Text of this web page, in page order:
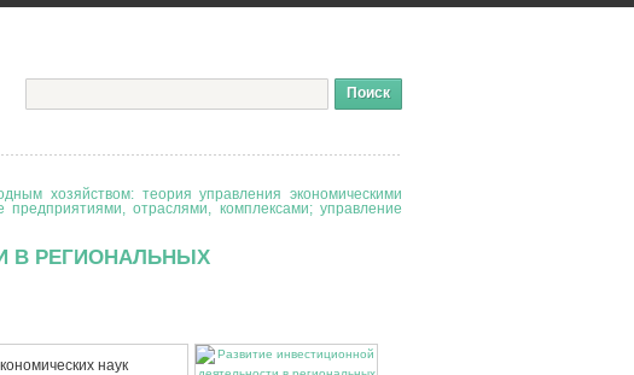
хозяйством: теория управления экономическими
предприятиями, отраслями, комплексами; управление
В РЕГИОНАЛЬНЫХ
наук